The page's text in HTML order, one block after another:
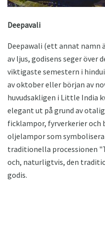
Deepavali
Deepawali (ett annat namn
av ljus, godisens seger över
viktigaste semestern i
av oktober eller början av
huvudsakligen i Little India
elegant ut på grund av
ficklampor, fyrverkerier och
oljelampor som
traditionella processionen
och, naturligtvis, den
godis.